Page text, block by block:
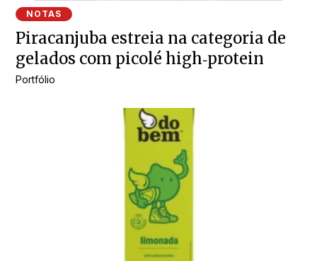
NOTAS
Piracanjuba estreia na categoria de
gelados com picolé high‑protein
Portfólio